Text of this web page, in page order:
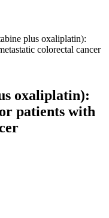
plus oxaliplatin):
colorectal cancer
oxaliplatin):
patients with